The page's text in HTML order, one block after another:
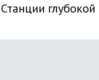
Станции